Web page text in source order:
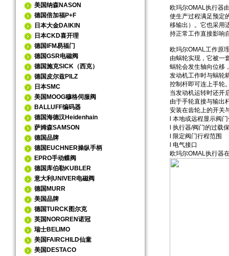
美国纳森NASON
德国倍加福P+F
日本大金DAIKIN
日本CKD喜开理
德国IFM易福门
德国GSR电磁阀
德国施克SICK（西克）
德国皮尔兹PILZ
日本SMC
美国MOOG穆格伺服阀
BALLUFF编码器
德国海德汉Heidenhain
萨姆森SAMSON
德国品牌
德国EUCHNER操纵手柄
EPRO手动蝶阀
德国库伯勒KUBLER
意大利UNIVER电磁阀
德国MURR
美国品牌
德国TURCK图尔克
英国NORGREN诺冠
瑞士BELIMO
美国FAIRCHILD仙童
美国DESTACO
欧玛尔OMAL执行器
使生产过程满足预定
移输出）。它也采用
持正常工作直接影响
欧玛尔OMAL工作原
由蜗轮实现，它被一
蜗轮会发生轴向位移
发动机工作时与蜗轮
控制杆即可连上手轮
当发动机运转时还开
由于手轮直接与输出
安装在齿轮上的开关
l 本地或远程显示阀
l 执行器/阀门的过载
l 限定阀门行程范围
l 电气接口
欧玛尔OMAL执行器